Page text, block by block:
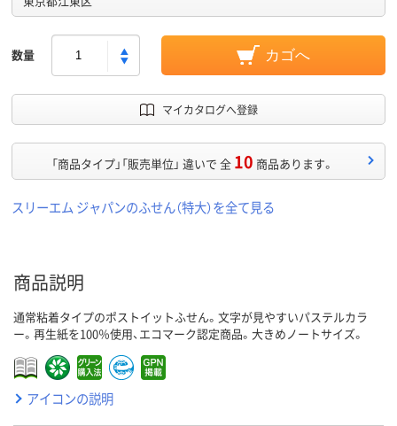
数量 カゴへ
マイカタログへ登録
「商品タイプ」「販売単位」 違いで 全 10 商品あります。
スリーエム ジャパンのふせん（特大）を全て見る
商品説明
通常粘着タイプのポストイットふせん。文字が見やすいパステルカラ
ー。再生紙を100％使用、エコマーク認定商品。大きめノートサイズ。
アイコンの説明